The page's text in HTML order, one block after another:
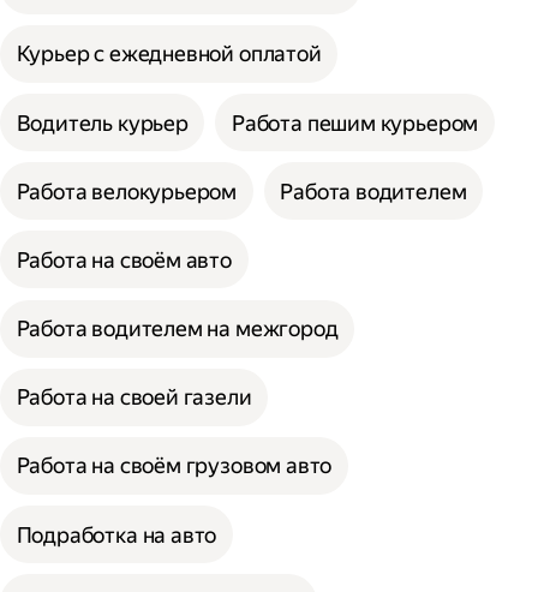
Курьер с ежедневной оплатой
Водитель курьер Работа пешим курьером
Работа велокурьером Работа водителем
Работа на своём авто
Работа водителем на межгород
Работа на своей газели
Работа на своём грузовом авто
Подработка на авто